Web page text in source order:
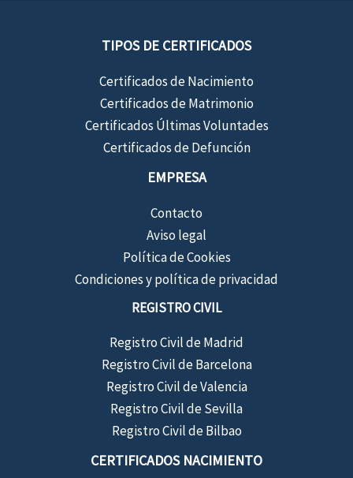
TIPOS DE CERTIFICADOS
Certificados de Nacimiento
Certificados de Matrimonio
Certificados Últimas Voluntades
Certificados de Defunción
EMPRESA
Contacto
Aviso legal
Política de Cookies
Condiciones y política de privacidad
REGISTRO CIVIL
Registro Civil de Madrid
Registro Civil de Barcelona
Registro Civil de Valencia
Registro Civil de Sevilla
Registro Civil de Bilbao
CERTIFICADOS NACIMIENTO